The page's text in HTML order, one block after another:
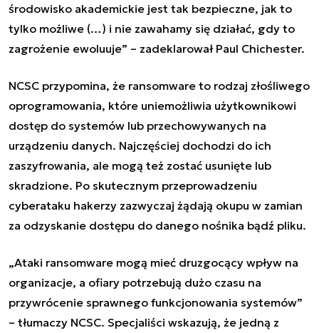
środowisko akademickie jest tak bezpieczne, jak to
tylko możliwe (…) i nie zawahamy się działać, gdy to
zagrożenie ewoluuje” – zadeklarował Paul Chichester.
NCSC przypomina, że ransomware to rodzaj złośliwego
oprogramowania, które uniemożliwia użytkownikowi
dostęp do systemów lub przechowywanych na
urządzeniu danych. Najczęściej dochodzi do ich
zaszyfrowania, ale mogą też zostać usunięte lub
skradzione. Po skutecznym przeprowadzeniu
cyberataku hakerzy zazwyczaj żądają okupu w zamian
za odzyskanie dostępu do danego nośnika bądź pliku.
„Ataki ransomware mogą mieć druzgocący wpływ na
organizacje, a ofiary potrzebują dużo czasu na
przywrócenie sprawnego funkcjonowania systemów”
– tłumaczy NCSC. Specjaliści wskazują, że jedną z